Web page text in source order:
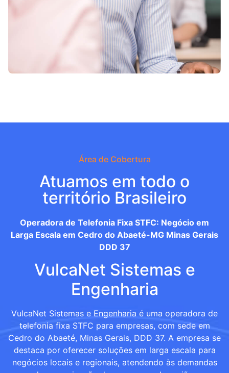
Área de Cobertura
Atuamos em todo o
território Brasileiro
Operadora de Telefonia Fixa STFC: Negócio em
Larga Escala em Cedro do Abaeté-MG Minas Gerais
DDD 37
VulcaNet Sistemas e
Engenharia
VulcaNet Sistemas e Engenharia é uma operadora de
telefonia fixa STFC para empresas, com sede em
Cedro do Abaeté, Minas Gerais, DDD 37. A empresa se
destaca por oferecer soluções em larga escala para
negócios locais e regionais, atendendo às demandas